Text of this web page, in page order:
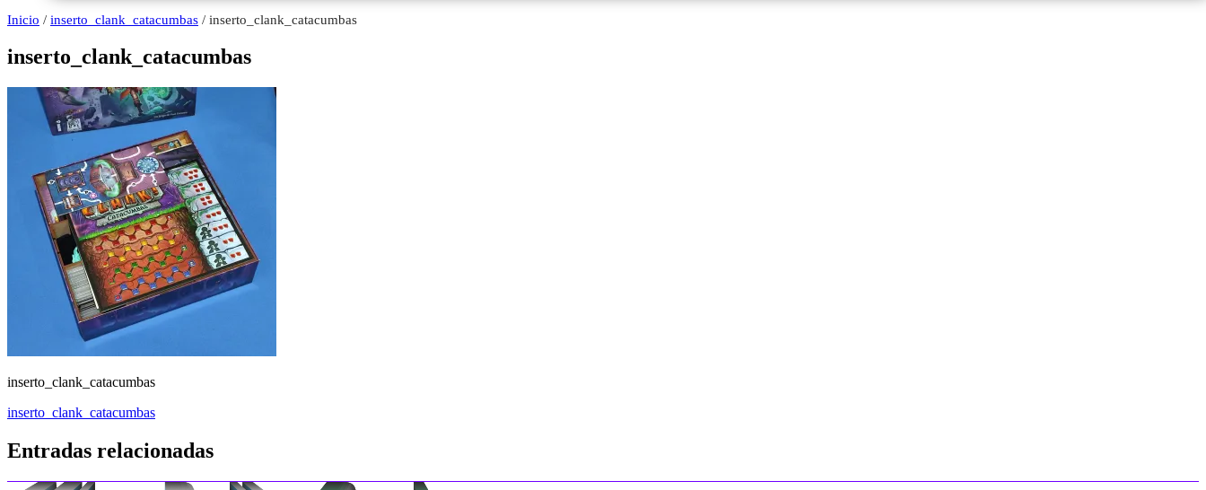
Inicio / inserto_clank_catacumbas / inserto_clank_catacumbas
inserto_clank_catacumbas
inserto_clank_catacumbas
Navegación
de
entradas
inserto_clank_catacumbas
Entradas relacionadas